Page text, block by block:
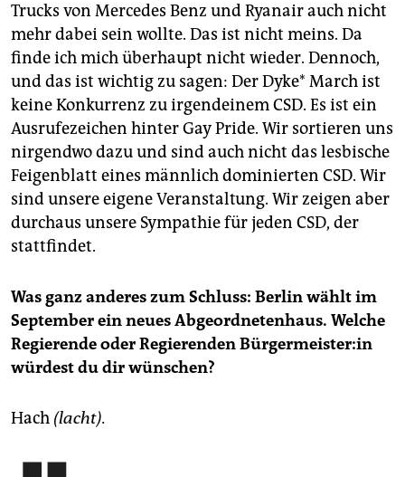
Trucks von Mercedes Benz und Ryanair auch nicht
mehr dabei sein wollte. Das ist nicht meins. Da
finde ich mich überhaupt nicht wieder. Dennoch,
und das ist wichtig zu sagen: Der Dyke* March ist
keine Konkurrenz zu irgendeinem CSD. Es ist ein
Ausrufezeichen hinter Gay Pride. Wir sortieren uns
nirgendwo dazu und sind auch nicht das lesbische
Feigenblatt eines männlich dominierten CSD. Wir
sind unsere eigene Veranstaltung. Wir zeigen aber
durchaus unsere Sympathie für jeden CSD, der
stattfindet.
Was ganz anderes zum Schluss: Berlin wählt im
September ein neues Abgeordnetenhaus. Welche
Regierende oder Regierenden Bür­ger­meis­te­r:in
würdest du dir wünschen?
Hach (lacht).